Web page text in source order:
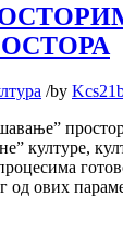
/by
културе,
од ових